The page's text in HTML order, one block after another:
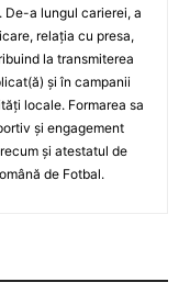
De-a lungul carierei, a
relația cu presa,
la transmiterea
și în campanii
locale. Formarea sa
și engagement
și atestatul de
de Fotbal.